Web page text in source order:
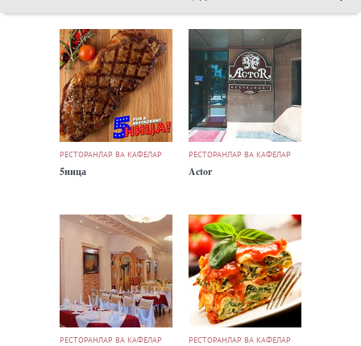
РЕСТОРАНЛАР ВА КАФЕЛАР
5ница
РЕСТОРАНЛАР ВА КАФЕЛАР
Actor
РЕСТОРАНЛАР ВА КАФЕЛАР РЕСТОРАНЛАР ВА КАФЕЛАР